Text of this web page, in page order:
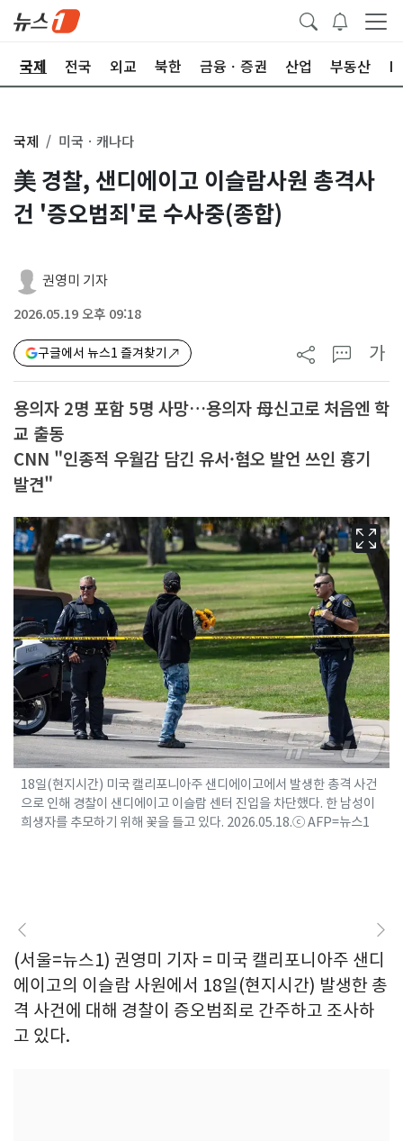
국제 전국 외교 북한 금융ㆍ증권 산업 부동산
국제 미국ㆍ캐나다
美 경찰, 샌디에이고 이슬람사원 총격사
건 '증오범죄'로 수사중(종합)
권영미 기자
2026.05.19 오후 09:18
구글에서 뉴스1 즐겨찾기 가
용의자 2명 포함 5명 사망…용의자 母신고로 처음엔 학
교 출동
CNN "인종적 우월감 담긴 유서·혐오 발언 쓰인 흉기
발견"
18일(현지시간) 미국 캘리포니아주 샌디에이고에서 발생한 총격 사건
으로 인해 경찰이 샌디에이고 이슬람 센터 진입을 차단했다. 한 남성이
희생자를 추모하기 위해 꽃을 들고 있다. 2026.05.18.ⓒ AFP=뉴스1
(서울=뉴스1) 권영미 기자 = 미국 캘리포니아주 샌디
에이고의 이슬람 사원에서 18일(현지시간) 발생한 총
격 사건에 대해 경찰이 증오범죄로 간주하고 조사하
고 있다.